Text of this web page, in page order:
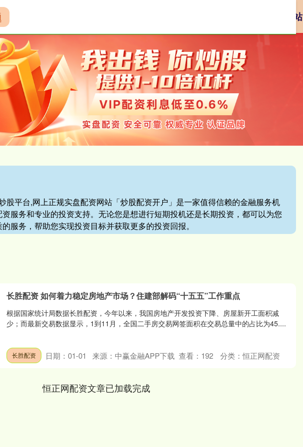
网上正规实盘配资网站
股平台,网上正规实盘配资网站「炒股配资开户」是一家值得信赖的金融服务机
服务和专业的投资支持。无论您是想进行短期投机还是长期投资，都可以为您
服务，帮助您实现投资目标并获取更多的投资回报。
长胜配资 如何着力稳定房地产市场？住建部解码“十五五”工作重点
根据国家统计局数据长胜配资，今年以来，我国房地产开发投资下降、房屋新开工面积减
少；而最新交易数据显示，1到11月，全国二手房交易网签面积在交易总量中的占比为45....
长胜配资 日期：01-01 来源：中赢金融APP下载 查看： 192 分类：恒正网配资
恒正网配资文章已加载完成